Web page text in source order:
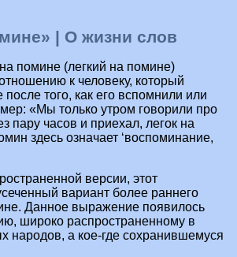
| О жизни слов
помине (легкий на помине)
к человеку, который
после того, как его вспомнили или
«Мы только утром говорили про
пару часов и приехал, легок на
здесь означает ‘воспоминание,
версии, этот
вариант более раннего
Данное выражение появилось
широко распространенному в
народов, а кое-где сохранившемуся